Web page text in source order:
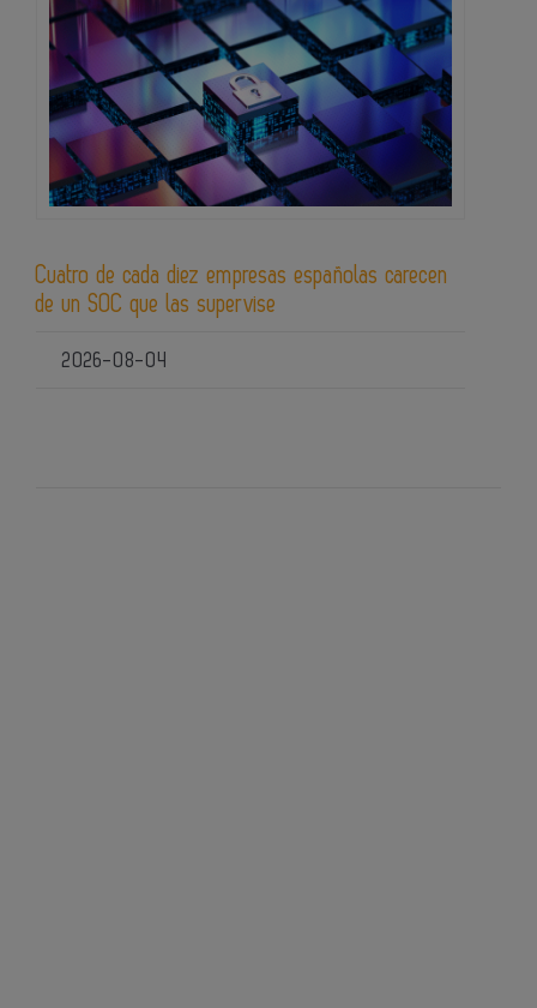
Cuatro de cada diez empresas españolas carecen
de un SOC que las supervise
2026-08-04